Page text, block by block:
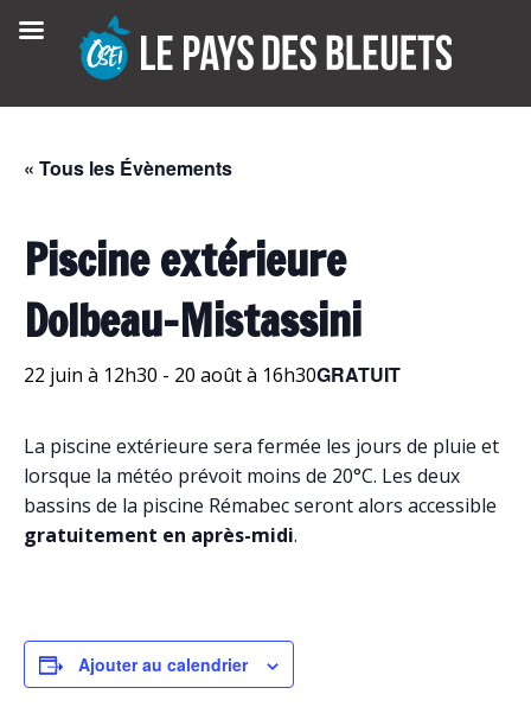
content
« Tous les Évènements
Piscine extérieure
Dolbeau-Mistassini
22 juin à 12h30 - 20 août à 16h30GRATUIT
La piscine extérieure sera fermée les jours de pluie et
lorsque la météo prévoit moins de 20°C. Les deux
bassins de la piscine Rémabec seront alors accessible
gratuitement en après-midi.
Ajouter au calendrier